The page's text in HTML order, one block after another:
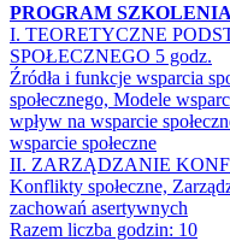
PROGRAM
I. TEORETYCZNE
SPOŁECZNEGO 5 godz.
Źródła i funkcje wsparcia
społecznego, Modele
wpływ na wsparcie
wsparcie społeczne
II. ZARZĄDZANIE
Konflikty społeczne,
zachowań asertywnych
Razem liczba godzin: 10